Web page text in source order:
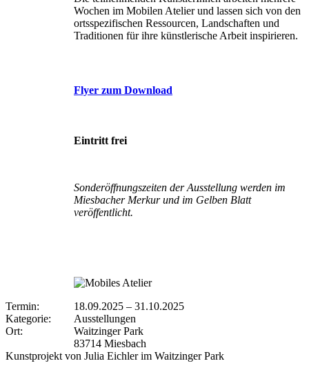
Wochen im Mobilen Atelier und lassen sich von den
ortsspezifischen Ressourcen, Landschaften und
Traditionen für ihre künstlerische Arbeit inspirieren.
Flyer zum Download
Eintritt frei
Sonderöffnungszeiten der Ausstellung werden im
Miesbacher Merkur und im Gelben Blatt
veröffentlicht.
Termin: 18.09.2025 – 31.10.2025
Kategorie:
Ausstellungen
Ort:
Waitzinger Park
83714 Miesbach
Kunstprojekt von Julia Eichler im Waitzinger Park